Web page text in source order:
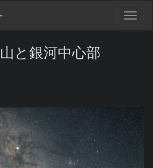
と銀河中心部